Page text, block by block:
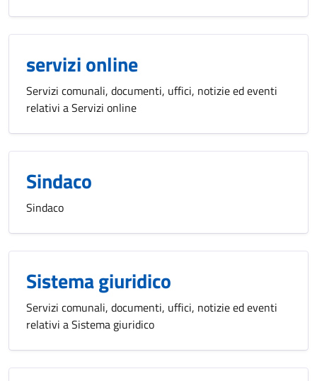
servizi online
Servizi comunali, documenti, uffici, notizie ed eventi
relativi a Servizi online
Sindaco
Sindaco
Sistema giuridico
Servizi comunali, documenti, uffici, notizie ed eventi
relativi a Sistema giuridico